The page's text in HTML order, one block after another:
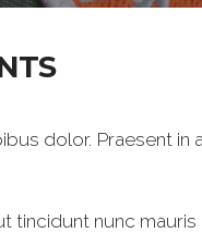
dolor. Praesent in
nunc mauris